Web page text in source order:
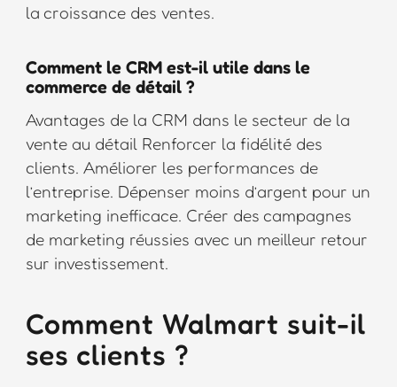
la croissance des ventes.
Comment le CRM est-il utile dans le
commerce de détail ?
Avantages de la CRM dans le secteur de la
vente au détail Renforcer la fidélité des
clients. Améliorer les performances de
l’entreprise. Dépenser moins d’argent pour un
marketing inefficace. Créer des campagnes
de marketing réussies avec un meilleur retour
sur investissement.
Comment Walmart suit-il
ses clients ?